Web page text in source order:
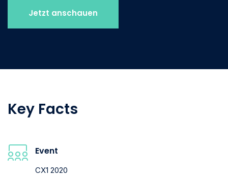
Jetzt anschauen
Key Facts
Event
CX1 2020